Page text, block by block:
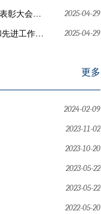
2025-04-29
表重要讲话
2025-04-29
会上的讲话
更多
2024-02-09
2023-11-02
2023-10-20
2023-05-22
2023-05-22
2022-05-20